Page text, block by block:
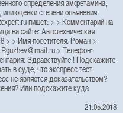
определения амфетамина,
оценки степени опьянения.
пишет: > > Комментарий на
на сайте: Автотехническая
> > Имя посетителя: Роман >
> Телефон:
Здравствуйте ! Подскажите
в суде, что экспресс тест
не является доказательством?
Или подскажите куда
21.05.2018